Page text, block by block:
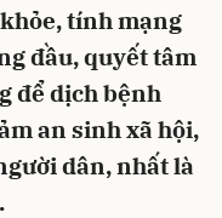
tính mạng
đầu, quyết tâm
để dịch bệnh
an sinh xã hội,
dân, nhất là